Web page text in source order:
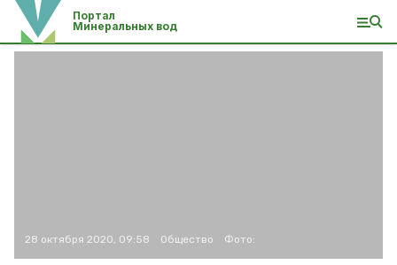
Портал
Минеральных вод
28 октября 2020, 09:58 Общество Фото: